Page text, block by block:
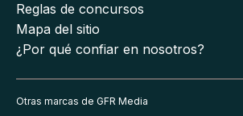
Reglas de concursos
Mapa del sitio
¿Por qué confiar en nosotros?
Otras marcas de GFR Media